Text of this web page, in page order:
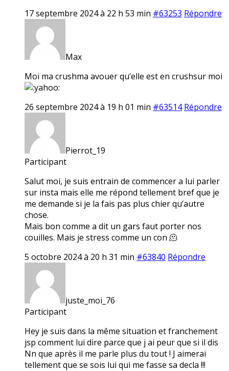
17 septembre 2024 à 22 h 53 min #63253 Répondre
Max
Moi ma crushma avouer qu’elle est en crushsur moi
26 septembre 2024 à 19 h 01 min #63514 Répondre
Pierrot_19
Participant
Salut moi, je suis entrain de commencer a lui parler
sur insta mais elle me répond tellement bref que je
me demande si je la fais pas plus chier qu’autre
chose.
Mais bon comme a dit un gars faut porter nos
couilles. Mais je stress comme un con 🫠
5 octobre 2024 à 20 h 31 min #63840 Répondre
juste_moi_76
Participant
Hey je suis dans la même situation et franchement
jsp comment lui dire parce que j ai peur que si il dis
Nn que après il me parle plus du tout ! J aimerai
tellement que se sois lui qui me fasse sa decla !!!